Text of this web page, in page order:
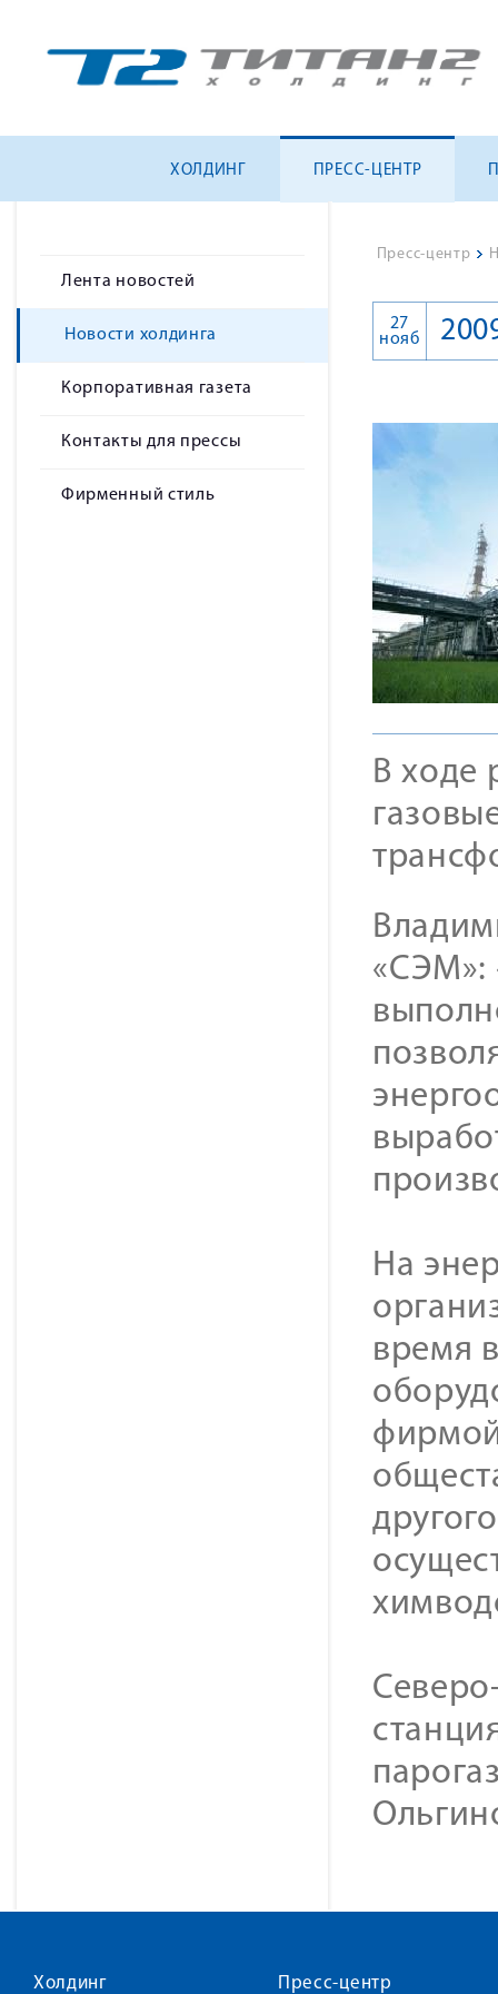
ХОЛДИНГ ПРЕСС-ЦЕНТР
Лента новостей
Новости холдинга
Корпоративная газета
Контакты для прессы
Фирменный стиль
Пресс-центр >
27
нояб
В ходе
«СЭМ»:
На
время
Холдинг Пресс-центр